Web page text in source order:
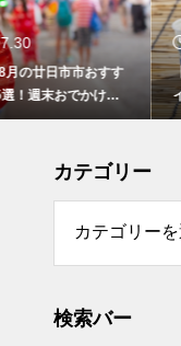
2026.07.30
【2026年】8月の津山市お
イベント5選！週末おでか
ド
カテゴリー
検索バー